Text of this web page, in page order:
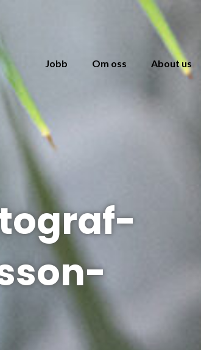
Jobb Om oss About us